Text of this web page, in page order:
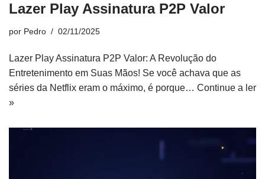
Lazer Play Assinatura P2P Valor
por Pedro 02/11/2025
Lazer Play Assinatura P2P Valor: A Revolução do
Entretenimento em Suas Mãos! Se você achava que as
séries da Netflix eram o máximo, é porque… Continue a ler
»